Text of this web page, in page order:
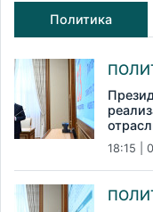
Политика
18:15 |